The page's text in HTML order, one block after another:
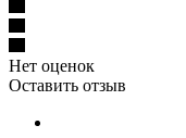
Нет оценок
Оставить отзыв